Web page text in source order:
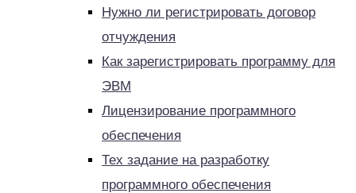
Нужно ли регистрировать договор
отчуждения
Как зарегистрировать программу для
ЭВМ
Лицензирование программного
обеспечения
Тех задание на разработку
программного обеспечения